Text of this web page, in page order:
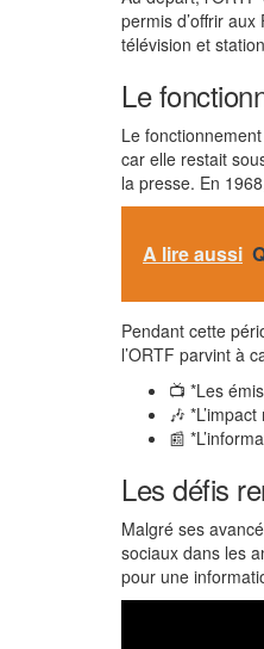
permis d’offrir
télévision et
Le
Le
car elle restait
la presse. En
A lire aussi
Pendant cette
l’ORTF parvint à
📺 *Les
🎶
📰
Les défis
Malgré ses
sociaux dans les
pour une